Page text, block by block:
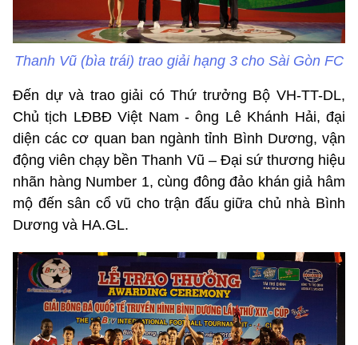
Thanh Vũ (bìa trái) trao giải hạng 3 cho Sài Gòn FC
Đến dự và trao giải có Thứ trưởng Bộ VH-TT-DL,
Chủ tịch LĐBĐ Việt Nam - ông Lê Khánh Hải, đại
diện các cơ quan ban ngành tỉnh Bình Dương, vận
động viên chạy bền Thanh Vũ – Đại sứ thương hiệu
nhãn hàng Number 1, cùng đông đảo khán giả hâm
mộ đến sân cổ vũ cho trận đấu giữa chủ nhà Bình
Dương và HA.GL.